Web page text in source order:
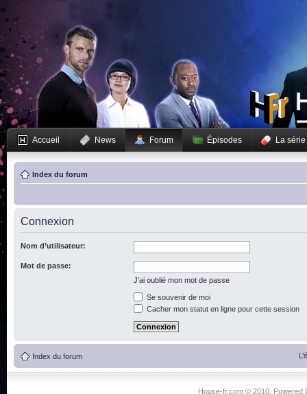
Accueil News Forum Épisodes La série
Index du forum
Connexion
Nom d’utilisateur:
Mot de passe:
J’ai oublié mon mot de passe
Se souvenir de moi
Cacher mon statut en ligne pour cette session
Index du forum
House-fr.com © 2010. Powered